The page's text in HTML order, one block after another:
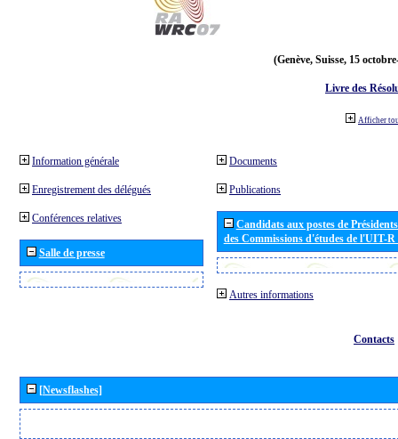
(Genève, Suisse, 15
Livre des
Afficher
Information générale
Enregistrement des délégués
Conférences relatives
Salle de presse
Documents
Publications
Candidats aux postes de
des Commissions d'études de l'UIT-
Autres informations
Contacts
[Newsflashes]